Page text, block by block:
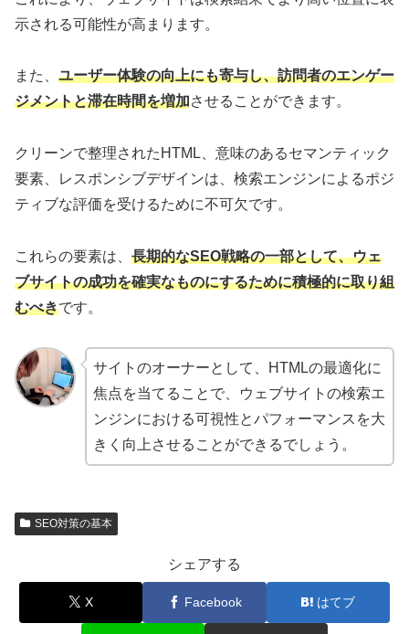
示される可能性が高まります。
また、 ユーザー体験の向上にも寄与し、訪問者のエンゲー
ジメントと滞在時間を増加させることができます。
クリーンで整理されたHTML、意味のあるセマンティック
要素、レスポンシブデザインは、検索エンジンによるポジ
ティブな評価を受けるために不可欠です。
これらの要素は、 長期的なSEO戦略の一部として、ウェ
ブサイトの成功を確実なものにするために積極的に取り組
むべきです。
サイトのオーナーとして、HTMLの最適化に
焦点を当てることで、ウェブサイトの検索エ
ンジンにおける可視性とパフォーマンスを大
きく向上させることができるでしょう。
SEO対策の基本
シェアする
X Facebook はてブ